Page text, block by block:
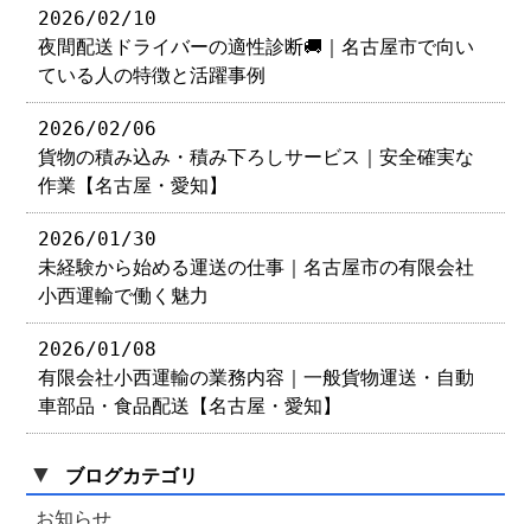
2026/02/10
夜間配送ドライバーの適性診断🚚｜名古屋市で向い
ている人の特徴と活躍事例
2026/02/06
貨物の積み込み・積み下ろしサービス｜安全確実な
作業【名古屋・愛知】
2026/01/30
未経験から始める運送の仕事｜名古屋市の有限会社
小西運輸で働く魅力
2026/01/08
有限会社小西運輸の業務内容｜一般貨物運送・自動
車部品・食品配送【名古屋・愛知】
▼ ブログカテゴリ
お知らせ